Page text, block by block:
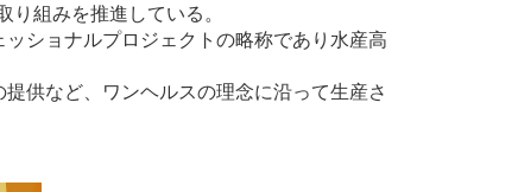
組みを推進している。
ショナルプロジェクトの略称であり水産高
供など、ワンヘルスの理念に沿って生産さ